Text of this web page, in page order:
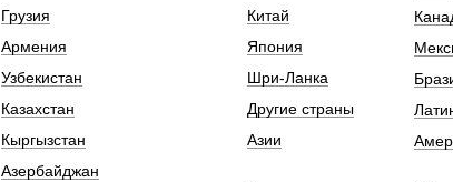
Грузия
Армения
Узбекистан
Казахстан
Кыргызстан
Азербайджан
Китай
Япония
Шри-Ланка
Другие страны
Азии